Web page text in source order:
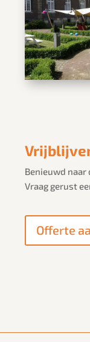
Benieuwd naar
Vraag gerust
Offerte